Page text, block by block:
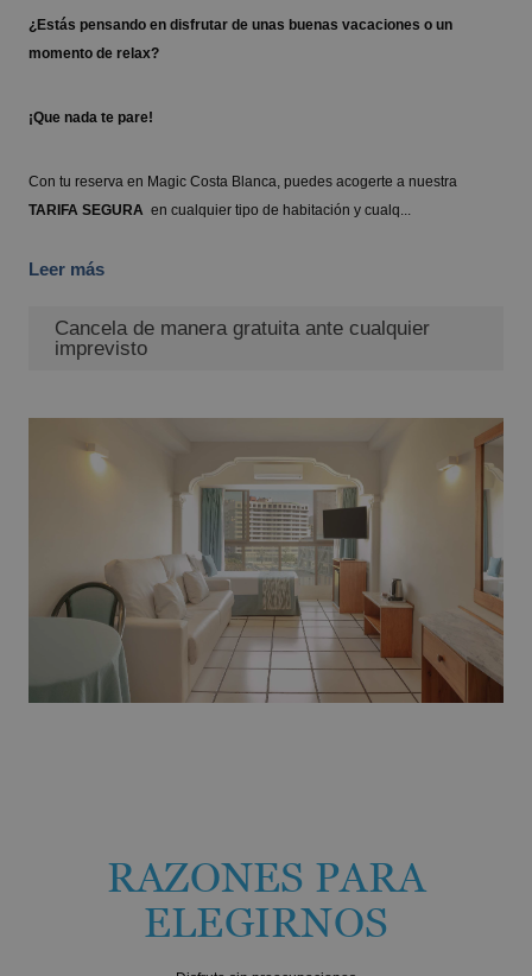
¿Estás pensando en disfrutar de unas buenas vacaciones o un
momento de relax?
¡Que nada te pare!
Con tu reserva en Magic Costa Blanca, puedes acogerte a nuestra
TARIFA SEGURA en cualquier tipo de habitación y cualq...
Leer más
Cancela de manera gratuita ante cualquier
imprevisto
RAZONES PARA
ELEGIRNOS